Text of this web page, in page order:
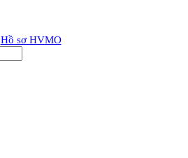
Hồ sơ HVMO